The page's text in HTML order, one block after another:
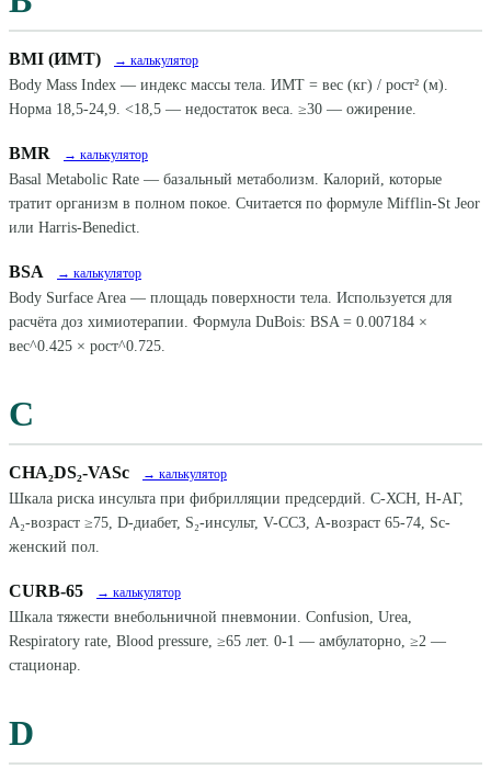
BMI (ИМТ) → калькулятор
Body Mass Index — индекс массы тела. ИМТ = вес (кг) / рост² (м).
Норма 18,5-24,9. <18,5 — недостаток веса. ≥30 — ожирение.
BMR → калькулятор
Basal Metabolic Rate — базальный метаболизм. Калорий, которые
тратит организм в полном покое. Считается по формуле Mifflin-St Jeor
или Harris-Benedict.
BSA → калькулятор
Body Surface Area — площадь поверхности тела. Используется для
расчёта доз химиотерапии. Формула DuBois: BSA = 0.007184 ×
вес^0.425 × рост^0.725.
C
CHA₂DS₂-VASc → калькулятор
Шкала риска инсульта при фибрилляции предсердий. C-ХСН, H-АГ,
A₂-возраст ≥75, D-диабет, S₂-инсульт, V-ССЗ, A-возраст 65-74, Sc-
женский пол.
CURB-65 → калькулятор
Шкала тяжести внебольничной пневмонии. Confusion, Urea,
Respiratory rate, Blood pressure, ≥65 лет. 0-1 — амбулаторно, ≥2 —
стационар.
D